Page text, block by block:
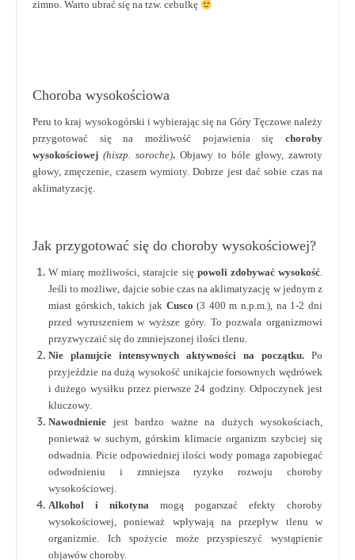
zimno. Warto ubrać się na tzw. cebulkę
Choroba wysokościowa
Peru to kraj wysokogórski i wybierając się na Góry Tęczowe należy
przygotować się na możliwość pojawienia się choroby
wysokościowej (hiszp. soroche). Objawy to bóle głowy, zawroty
głowy, zmęczenie, czasem wymioty. Dobrze jest dać sobie czas na
aklimatyzację.
Jak przygotować się do choroby wysokościowej?
W miarę możliwości, starajcie się powoli zdobywać wysokość.
Jeśli to możliwe, dajcie sobie czas na aklimatyzację w jednym z
miast górskich, takich jak Cusco (3 400 m n.p.m.), na 1-2 dni
przed wyruszeniem w wyższe góry. To pozwala organizmowi
przyzwyczaić się do zmniejszonej ilości tlenu.
Nie planujcie intensywnych aktywności na początku. Po
przyjeździe na dużą wysokość unikajcie forsownych wędrówek
i dużego wysiłku przez pierwsze 24 godziny. Odpoczynek jest
kluczowy.
Nawodnienie jest bardzo ważne na dużych wysokościach,
ponieważ w suchym, górskim klimacie organizm szybciej się
odwadnia. Picie odpowiedniej ilości wody pomaga zapobiegać
odwodnieniu i zmniejsza ryzyko rozwoju choroby
wysokościowej.
Alkohol i nikotyna mogą pogarszać efekty choroby
wysokościowej, ponieważ wpływają na przepływ tlenu w
organizmie. Ich spożycie może przyspieszyć wystąpienie
objawów choroby.